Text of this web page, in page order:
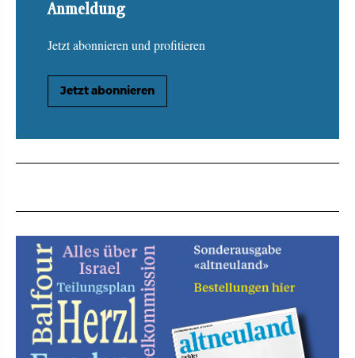
Anmeldung
Jetzt abonnieren und profitieren
Jetzt abonnieren